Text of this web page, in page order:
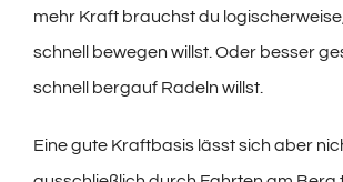
mehr Kraft brauchst du
schnell bewegen willst. Oder besser
schnell bergauf Radeln willst.
Eine gute Kraftbasis lässt sich aber